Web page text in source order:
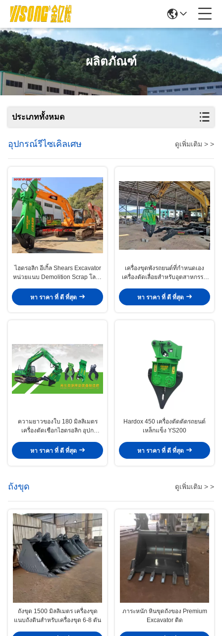
ผลิตภัณฑ์
ประเภททั้งหมด
อุปกรณ์รีไซเคิลเศษ ดูเพิ่มเติม > >
ไฮดรอลิก อีเกิ้ล Shears Excavator
หน่วยแนบ Demolition Scrap โลหะ
หา ราคา ที่ ดี ที่สุด
เครื่องขุดพังรถยนต์ที่กําหนดเอง
เครื่องตัดเลื่อยสําหรับอุตสาหกรรม
หา ราคา ที่ ดี ที่สุด
ความยาวของใบ 180 มิลลิเมตร
เครื่องตัดเชือกไฮดรอลิก อุปก
เศษ
หา ราคา ที่ ดี ที่สุด
Hardox 450 เครื่องตัดตัดรถยนต์
เหล็กแข็ง YS200
หา ราคา ที่ ดี ที่สุด
ถังขุด ดูเพิ่มเติม > >
ถังขุด 1500 มิลลิเมตร เครื่องขุด
แนบถังดินสําหรับเครื่องขุด 6-8 ตัน
ภาระหนัก หินขุดถังของ Premium
Excavator ติด